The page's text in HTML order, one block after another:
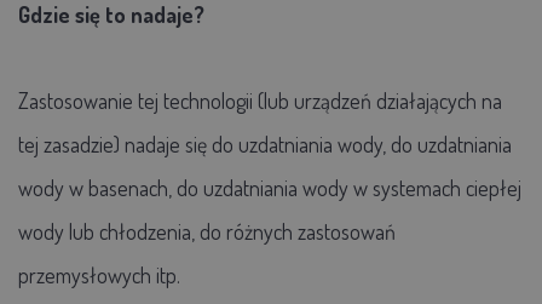
Gdzie się to nadaje?
Zastosowanie tej technologii (lub urządzeń działających na
tej zasadzie) nadaje się do uzdatniania wody, do uzdatniania
wody w basenach, do uzdatniania wody w systemach ciepłej
wody lub chłodzenia, do różnych zastosowań
przemysłowych itp.